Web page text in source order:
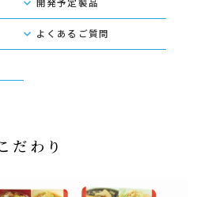
よくあるご質問
だわり